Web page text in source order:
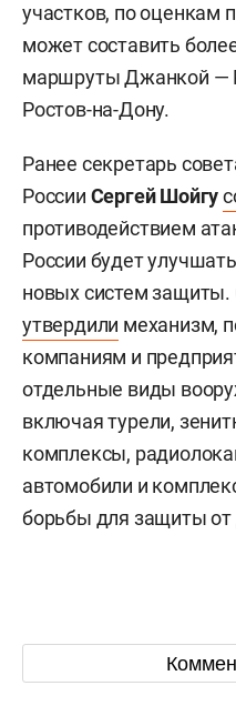
участков, по оценкам
может составить
маршруты Джанкой —
Ростов-на-Дону.
Ранее секретарь
России Сергей Шойгу
противодействием
России будет
новых систем защиты.
утвердили механизм,
компаниям и
отдельные виды
включая турели,
комплексы,
автомобили и
борьбы для защиты от